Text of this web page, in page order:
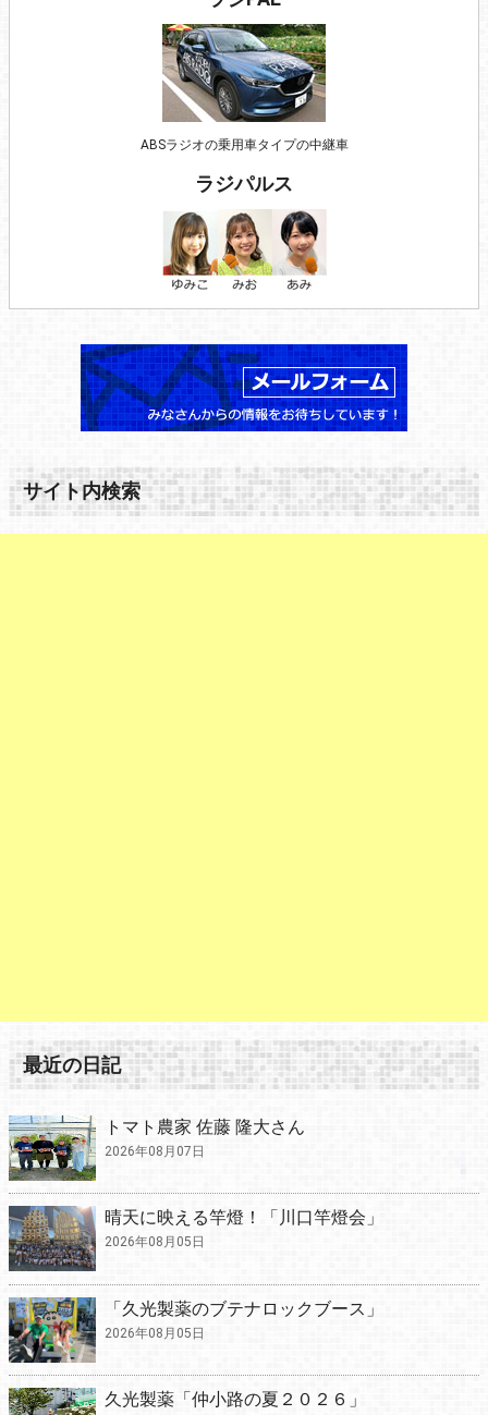
ABSラジオの乗用車タイプの中継車
ラジパルス
サイト内検索
最近の日記
トマト農家 佐藤 隆大さん
2026年08月07日
晴天に映える竿燈！「川口竿燈会」
2026年08月05日
「久光製薬のブテナロックブース」
2026年08月05日
久光製薬「仲小路の夏２０２６」